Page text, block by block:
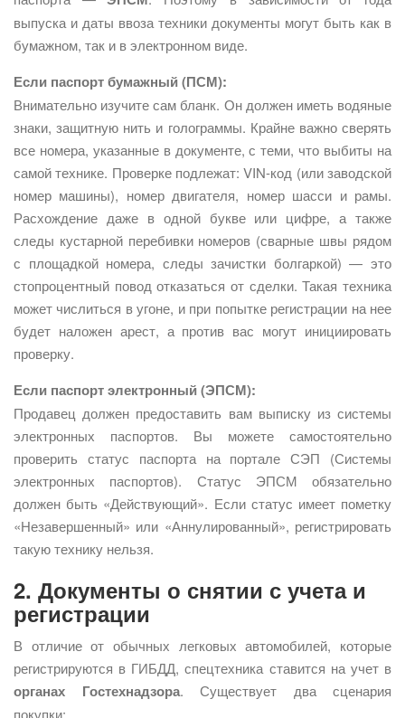
выпуска и даты ввоза техники документы могут быть как в
бумажном, так и в электронном виде.
Если паспорт бумажный (ПСМ):
Внимательно изучите сам бланк. Он должен иметь водяные
знаки, защитную нить и голограммы. Крайне важно сверять
все номера, указанные в документе, с теми, что выбиты на
самой технике. Проверке подлежат: VIN-код (или заводской
номер машины), номер двигателя, номер шасси и рамы.
Расхождение даже в одной букве или цифре, а также
следы кустарной перебивки номеров (сварные швы рядом
с площадкой номера, следы зачистки болгаркой) — это
стопроцентный повод отказаться от сделки. Такая техника
может числиться в угоне, и при попытке регистрации на нее
будет наложен арест, а против вас могут инициировать
проверку.
Если паспорт электронный (ЭПСМ):
Продавец должен предоставить вам выписку из системы
электронных паспортов. Вы можете самостоятельно
проверить статус паспорта на портале СЭП (Системы
электронных паспортов). Статус ЭПСМ обязательно
должен быть «Действующий». Если статус имеет пометку
«Незавершенный» или «Аннулированный», регистрировать
такую технику нельзя.
2. Документы о снятии с учета и
регистрации
В отличие от обычных легковых автомобилей, которые
регистрируются в ГИБДД, спецтехника ставится на учет в
органах Гостехнадзора. Существует два сценария
покупки: